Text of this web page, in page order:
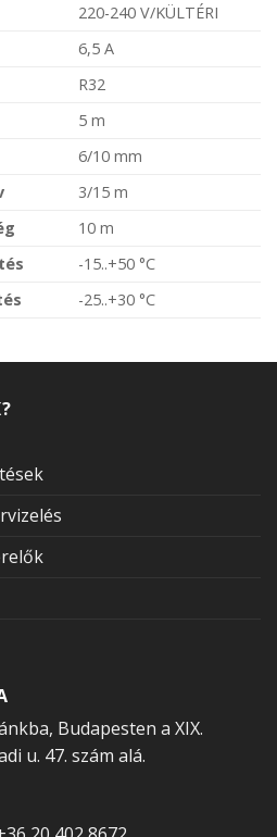
220-240 V/KÜLTÉRI
6,5 A
R32
5 m
6/10 mm
3/15 m
10 m
-15..+50 °C
-25..+30 °C
Budapesten a XIX.
u. 47. szám alá.